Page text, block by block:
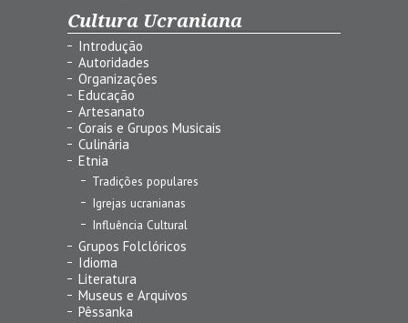
Cultura Ucraniana
Introdução
Autoridades
Organizações
Educação
Artesanato
Corais e Grupos Musicais
Culinária
Etnia
Tradições populares
Igrejas ucranianas
Influência Cultural
Grupos Folclóricos
Idioma
Literatura
Museus e Arquivos
Pêssanka